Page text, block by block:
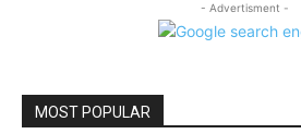
- Advertisment -
MOST POPULAR